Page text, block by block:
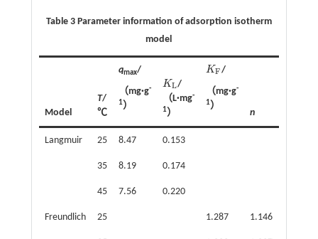
Table 3 Parameter information of adsorption isotherm
model
Model
T/
℃
qmax/
（mg·g-
1）
KL
KL
/
（L·mg-
1）
KF
KF
/
（mg·g-
1）
n
Langmuir 25 8.47 0.153
35 8.19 0.174
45 7.56 0.220
Freundlich 25 1.287 1.146